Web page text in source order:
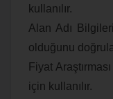
kullanılır.
Alan Adı
olduğunu
Fiyat
için kullanılır.